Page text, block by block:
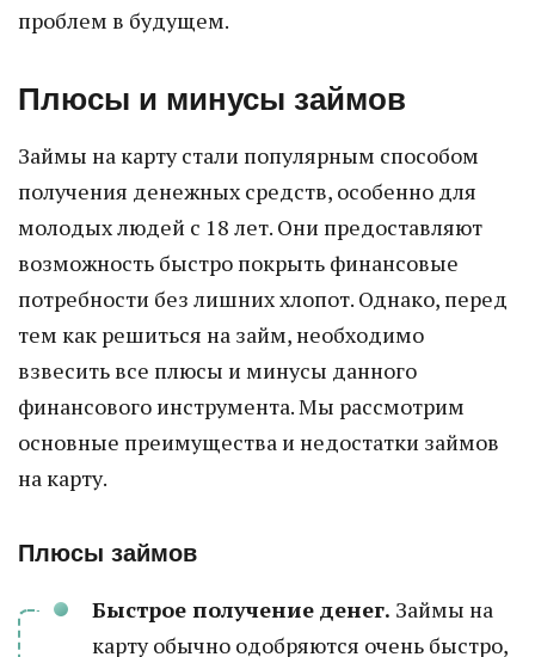
проблем в будущем.
Плюсы и минусы займов
Займы на карту стали популярным способом
получения денежных средств, особенно для
молодых людей с 18 лет. Они предоставляют
возможность быстро покрыть финансовые
потребности без лишних хлопот. Однако, перед
тем как решиться на займ, необходимо
взвесить все плюсы и минусы данного
финансового инструмента. Мы рассмотрим
основные преимущества и недостатки займов
на карту.
Плюсы займов
Быстрое получение денег. Займы на
карту обычно одобряются очень быстро,